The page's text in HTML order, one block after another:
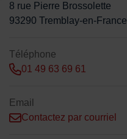
8 rue Pierre Brossolette
93290 Tremblay-en-France
Téléphone
01 49 63 69 61
Email
Contactez par courriel